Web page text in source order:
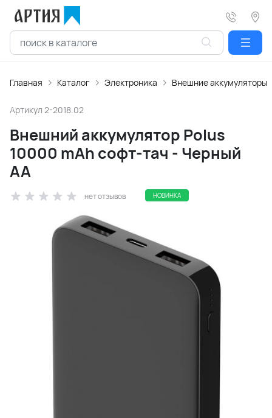
Главная Каталог Электроника Внешние аккумуляторы
Артикул 2-2018.02
Внешний аккумулятор Polus
10000 mAh софт-тач - Черный
AA
нет отзывов НОВИНКА